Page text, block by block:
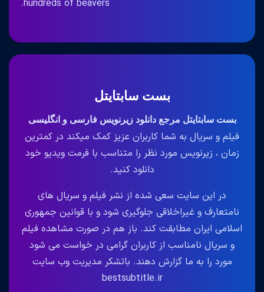
hundreds of beavers.
بست سابتایتل
بست سابتایتل مرجع دانلود زیرنویس فارسی و انگلیسی
فیلم و سریال به شما کاربران عزیز کمک میکند در کمترین
زمان ، زیرنویس مورد نظر را متناسب با فرمت ویدیو خود
دانلود کنید.
در این سایت سعی شده از نشر فیلم و سریال های
نامتعارف و غیراخلاقی جلوگیری شود و با قوانین جمهوری
اسلامی ایران مطابقت کند. باز هم در صورت مشاهده فیلم
و سریال نامناسب از کاربران گرامی در خواست می شود
مورد را به ما گزارش دهند. باتشکر مدیریت وب سایت
bestsubtitle.ir